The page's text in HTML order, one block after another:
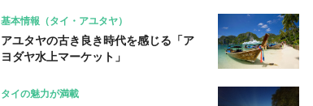
基本情報（タイ・アユタヤ）
アユタヤの古き良き時代を感じる「ア
ヨダヤ水上マーケット」
タイの魅力が満載